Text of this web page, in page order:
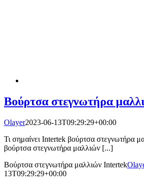
Βούρτσα στεγνωτήρα
Olayer2023-06-13T09:29:29+00:00
Τι σημαίνει Intertek βούρτσα στεγνωτήρα
βούρτσα στεγνωτήρα μαλλιών [...]
Βούρτσα στεγνωτήρα μαλλιών Intertek
13T09:29:29+00:00